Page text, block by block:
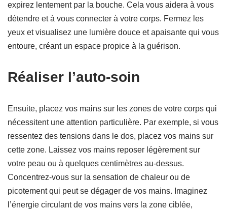
expirez lentement par la bouche. Cela vous aidera à vous
détendre et à vous connecter à votre corps. Fermez les
yeux et visualisez une lumière douce et apaisante qui vous
entoure, créant un espace propice à la guérison.
Réaliser l’auto-soin
Ensuite, placez vos mains sur les zones de votre corps qui
nécessitent une attention particulière. Par exemple, si vous
ressentez des tensions dans le dos, placez vos mains sur
cette zone. Laissez vos mains reposer légèrement sur
votre peau ou à quelques centimètres au-dessus.
Concentrez-vous sur la sensation de chaleur ou de
picotement qui peut se dégager de vos mains. Imaginez
l’énergie circulant de vos mains vers la zone ciblée,